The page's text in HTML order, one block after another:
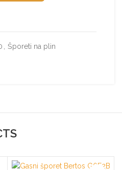
, Šporeti na plin